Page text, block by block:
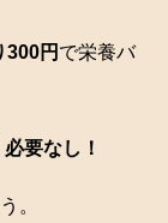
300円 で栄養バ
要なし！
。